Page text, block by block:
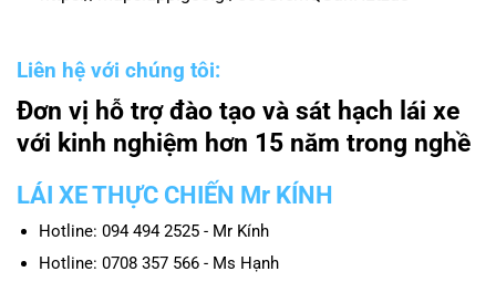
Liên hệ với chúng tôi:
Đơn vị hỗ trợ đào tạo và sát hạch lái xe
với kinh nghiệm hơn 15 năm trong nghề
LÁI XE THỰC CHIẾN Mr KÍNH
Hotline: 094 494 2525 - Mr Kính
Hotline: 0708 357 566 - Ms Hạnh